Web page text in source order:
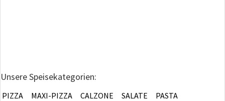
Unsere Speisekategorien:
PIZZA MAXI-PIZZA CALZONE SALATE
PASTA